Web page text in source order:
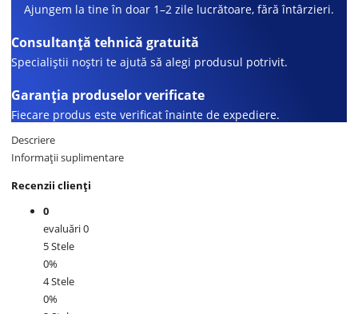
Ajungem la tine în doar 1–2 zile lucrătoare, fără întârzieri.
Consultanță tehnică gratuită
Specialiștii noștri te ajută să alegi produsul potrivit.
Garanția produselor verificate
Fiecare produs este verificat înainte de expediere.
Descriere
Informații suplimentare
Recenzii clienți
0
evaluări 0
5 Stele
0%
4 Stele
0%